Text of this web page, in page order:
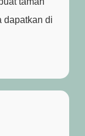
dapatkan di